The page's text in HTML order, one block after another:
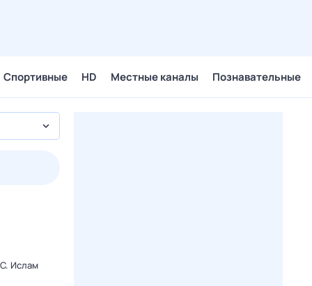
Спортивные HD Местные каналы Познавательные
Ислам